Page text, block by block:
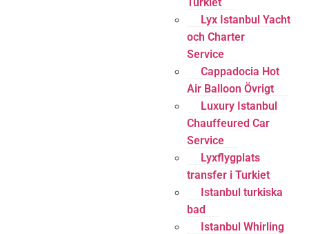
Lyx Istanbul Yacht
och Charter
Service
Cappadocia Hot
Air Balloon Övrigt
Luxury Istanbul
Chauffeured Car
Service
Lyxflygplats
transfer i Turkiet
Istanbul turkiska
bad
Istanbul Whirling